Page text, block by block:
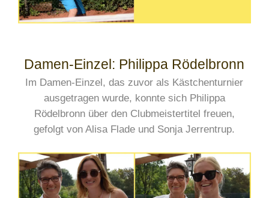
Damen-Einzel: Philippa Rödelbronn
Im Damen-Einzel, das zuvor als Kästchenturnier
ausgetragen wurde, konnte sich Philippa
Rödelbronn über den Clubmeistertitel freuen,
gefolgt von Alisa Flade und Sonja Jerrentrup.